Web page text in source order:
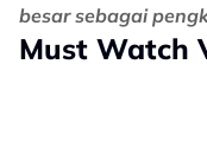
besar sebagai
Must Watch